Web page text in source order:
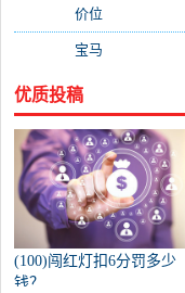
价位
宝马
优质投稿
(100)闯红灯扣6分罚多少
钱？